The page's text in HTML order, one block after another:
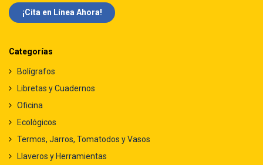
¡Cita en Línea Ah​​ora!
Categorías
Bolígrafos
Libretas y Cuadernos
Oficina
Ecológicos
Termos, Jarros, Tomatodos y Vasos
Llaveros y Herramientas